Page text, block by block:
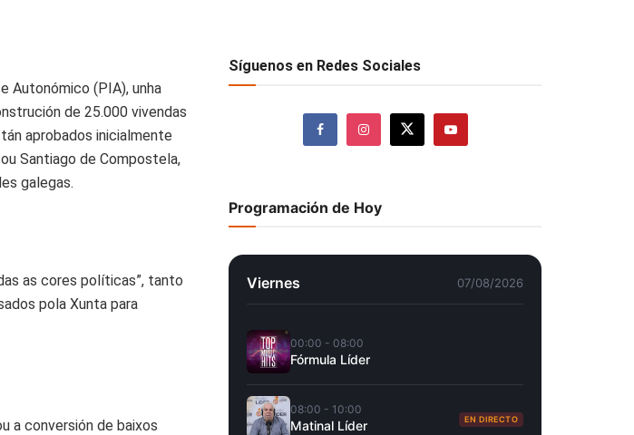
Autonómico (PIA), unha
de 25.000 vivendas
aprobados inicialmente
Santiago de Compostela,
galegas.
as cores políticas”, tanto
pola Xunta para
a conversión de baixos
Síguenos en Redes Sociales
Programación de Hoy
Viernes 07/08/2026
00:00 - 08:00
Fórmula Líder
08:00 - 10:00
Matinal Líder EN DIRECTO